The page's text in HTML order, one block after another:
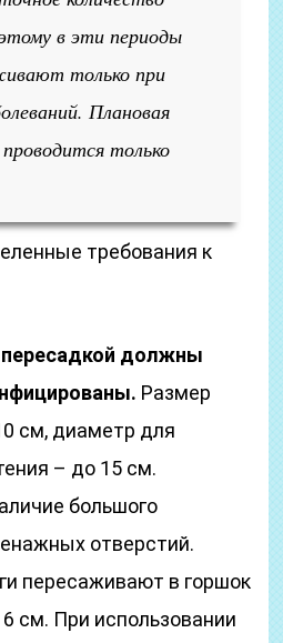
в эти периоды
только при
Плановая
только
требования к
должны
Размер
см, диаметр для
– до 15 см.
большого
отверстий.
пересаживают в горшок
см. При использовании